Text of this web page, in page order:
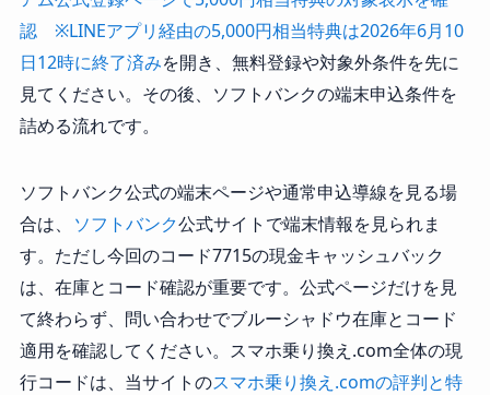
認 ※LINEアプリ経由の5,000円相当特典は2026年6月10
日12時に終了済みを開き、無料登録や対象外条件を先に
見てください。その後、ソフトバンクの端末申込条件を
詰める流れです。
ソフトバンク公式の端末ページや通常申込導線を見る場
合は、
ソフトバンク公式サイトで端末情報を見られま
す。ただし今回のコード7715の現金キャッシュバック
は、在庫とコード確認が重要です。公式ページだけを見
て終わらず、問い合わせでブルーシャドウ在庫とコード
適用を確認してください。スマホ乗り換え.com全体の現
行コードは、当サイトのスマホ乗り換え.comの評判と特